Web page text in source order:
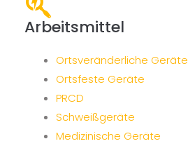
Arbeitsmittel
Ortsveränderliche Geräte
Ortsfeste Geräte
PRCD
Schweißgeräte
Medizinische Geräte